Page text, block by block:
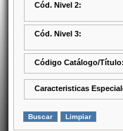
Cód. Nivel 2:
Cód. Nivel 3:
Código Catálogo/Título:
Caracteristicas